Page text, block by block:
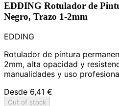
EDDING Rotulador de
Negro, Trazo 1-2mm
EDDING
Rotulador de pintura
2mm, alta opacidad y
manualidades y uso
Desde 6,41 €
Out of stock